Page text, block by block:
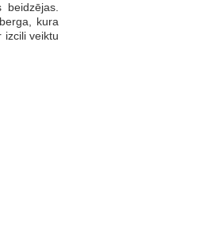
kura
izcili veiktu